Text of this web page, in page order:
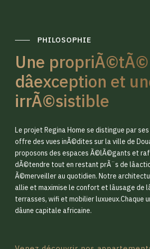
PHILOSOPHIE
Une propriÃ©tÃ©
dâexception et
irrÃ©sistible
Le projet Regina Home se distingue par
offre des vues inÃ©dites sur la ville de
proposons des espaces Ã©lÃ©gants et
dÃ©tendre tout en restant prÃ¨s de
Ã©merveiller au quotidien. Notre
allie et maximise le confort et lâusage de
terrasses, wifi et mobilier luxueux.Chaque
dâune capitale africaine.
0
1
2
3
0
1
2
3